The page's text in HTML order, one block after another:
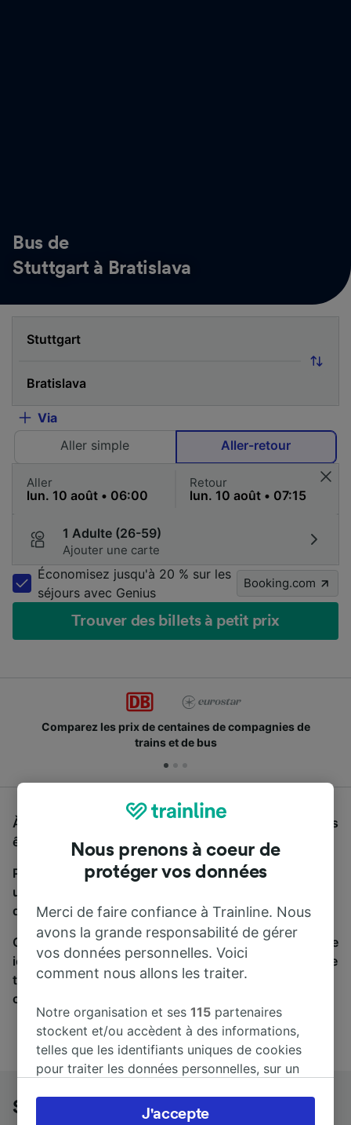
Bus de
Stuttgart à Bratislava
Via
Aller simple
Aller-retour
Aller Retour
1 Adulte (26-59)
Ajouter une carte
Économisez jusqu'à 20 % sur les
séjours avec Genius
Booking.com
Trouver des billets à petit prix
Comparez les prix de centaines de compagnies de
trains et de bus
À la recherche d'un bus de Stuttgart à Bratislava, vous
êtes au bon endroit.
Pour trouver des billets de bus, lancez simplement
une recherche ci-dessus. Nous comparons les temps
de trajets et les prix des voyages, en train et en bus.
Qu’importe votre destination, votre voyage commence
ici. Nous collaborons avec plus de 170 compagnies de
train et de bus. Consultez et achetez vos billets sur
cette page.
Stuttgart à Bratislava en bus
Nous prenons à coeur de
protéger vos données
Merci de faire confiance à Trainline. Nous
avons la grande responsabilité de gérer
vos données personnelles. Voici
comment nous allons les traiter.
Notre organisation et ses115 partenaires
stockent et/ou accèdent à des informations,
telles que les identifiants uniques de cookies
pour traiter les données personnelles, sur un
préférences, notamment en exerçant votre
J'accepte